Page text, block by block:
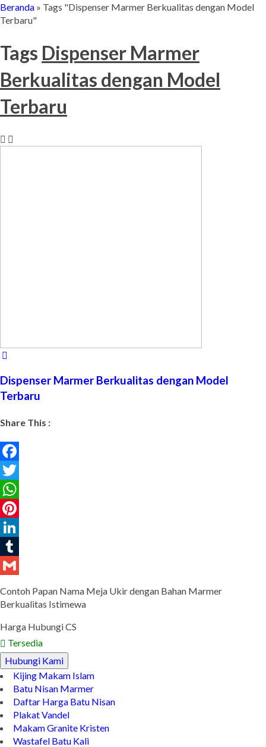
Beranda » Tags "Dispenser Marmer Berkualitas dengan Model
Terbaru"
Tags Dispenser Marmer
Berkualitas dengan Model
Terbaru
Dispenser Marmer Berkualitas dengan Model
Terbaru
Share This :
Facebook
Twitter
WhatsApp
Pinterest
LinkedIn
Tumblr
Contoh Papan Nama Meja Ukir dengan Bahan Marmer
Berkualitas Istimewa
Harga Hubungi CS
Tersedia
Hubungi Kami
Kijing Makam Islam
Batu Nisan Marmer
Daftar Harga Batu Nisan
Plakat Vandel